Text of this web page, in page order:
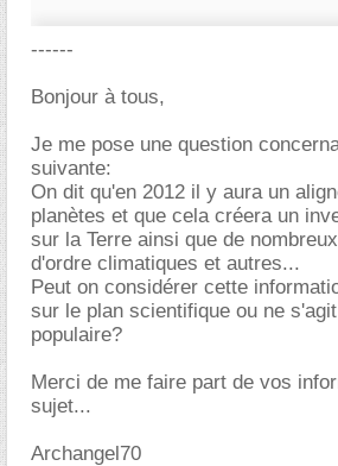
------
Bonjour à tous,
Je me pose une question
suivante:
On dit qu'en 2012 il y aura un
planètes et que cela créera un
sur la Terre ainsi que de
d'ordre climatiques et autres...
Peut on considérer cette
sur le plan scientifique ou ne
populaire?
Merci de me faire part de vos
sujet...
Archangel70